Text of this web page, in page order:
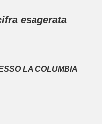
esagerata
LA COLUMBIA